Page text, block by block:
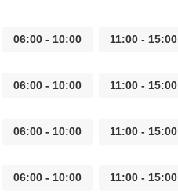
06:00 - 10:00 11:00 - 15:00
06:00 - 10:00 11:00 - 15:00
06:00 - 10:00 11:00 - 15:00
06:00 - 10:00 11:00 - 15:00